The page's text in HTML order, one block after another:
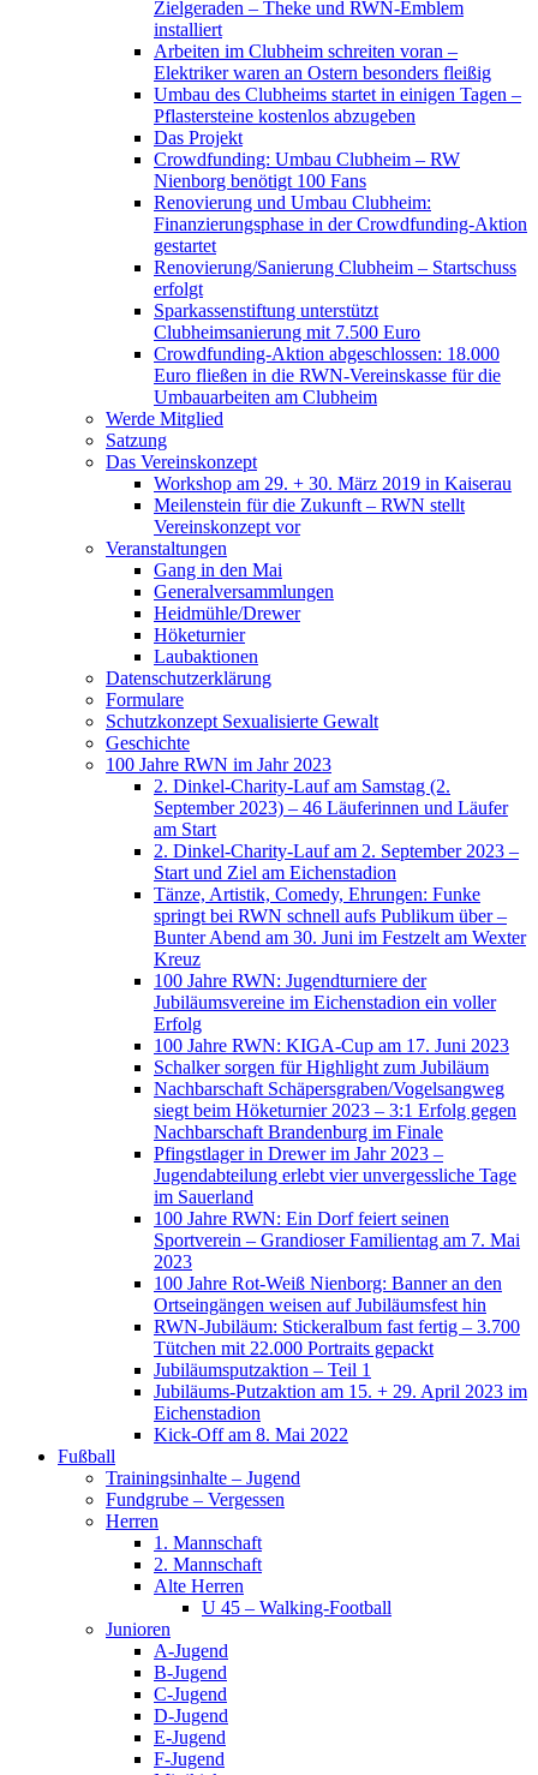
Zielgeraden – Theke und RWN-Emblem
installiert
Arbeiten im Clubheim schreiten voran –
Elektriker waren an Ostern besonders fleißig
Umbau des Clubheims startet in einigen Tagen –
Pflastersteine kostenlos abzugeben
Das Projekt
Crowdfunding: Umbau Clubheim – RW
Nienborg benötigt 100 Fans
Renovierung und Umbau Clubheim:
Finanzierungsphase in der Crowdfunding-Aktion
gestartet
Renovierung/Sanierung Clubheim – Startschuss
erfolgt
Sparkassenstiftung unterstützt
Clubheimsanierung mit 7.500 Euro
Crowdfunding-Aktion abgeschlossen: 18.000
Euro fließen in die RWN-Vereinskasse für die
Umbauarbeiten am Clubheim
Werde Mitglied
Satzung
Das Vereinskonzept
Workshop am 29. + 30. März 2019 in Kaiserau
Meilenstein für die Zukunft – RWN stellt
Vereinskonzept vor
Veranstaltungen
Gang in den Mai
Generalversammlungen
Heidmühle/Drewer
Höketurnier
Laubaktionen
Datenschutzerklärung
Formulare
Schutzkonzept Sexualisierte Gewalt
Geschichte
100 Jahre RWN im Jahr 2023
2. Dinkel-Charity-Lauf am Samstag (2.
September 2023) – 46 Läuferinnen und Läufer
am Start
2. Dinkel-Charity-Lauf am 2. September 2023 –
Start und Ziel am Eichenstadion
Tänze, Artistik, Comedy, Ehrungen: Funke
springt bei RWN schnell aufs Publikum über –
Bunter Abend am 30. Juni im Festzelt am Wexter
Kreuz
100 Jahre RWN: Jugendturniere der
Jubiläumsvereine im Eichenstadion ein voller
Erfolg
100 Jahre RWN: KIGA-Cup am 17. Juni 2023
Schalker sorgen für Highlight zum Jubiläum
Nachbarschaft Schäpersgraben/Vogelsangweg
siegt beim Höketurnier 2023 – 3:1 Erfolg gegen
Nachbarschaft Brandenburg im Finale
Pfingstlager in Drewer im Jahr 2023 –
Jugendabteilung erlebt vier unvergessliche Tage
im Sauerland
100 Jahre RWN: Ein Dorf feiert seinen
Sportverein – Grandioser Familientag am 7. Mai
2023
100 Jahre Rot-Weiß Nienborg: Banner an den
Ortseingängen weisen auf Jubiläumsfest hin
RWN-Jubiläum: Stickeralbum fast fertig – 3.700
Tütchen mit 22.000 Portraits gepackt
Jubiläumsputzaktion – Teil 1
Jubiläums-Putzaktion am 15. + 29. April 2023 im
Eichenstadion
Kick-Off am 8. Mai 2022
Fußball
Trainingsinhalte – Jugend
Fundgrube – Vergessen
Herren
1. Mannschaft
2. Mannschaft
Alte Herren
U 45 – Walking-Football
Junioren
A-Jugend
B-Jugend
C-Jugend
D-Jugend
E-Jugend
F-Jugend